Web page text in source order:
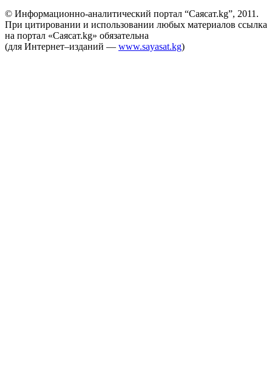
© Информационно-аналитический портал “Саясат.kg”, 2011.
При цитировании и использовании любых материалов ссылка
на портал «Саясат.kg» обязательна
(для Интернет–изданий — www.sayasat.kg)